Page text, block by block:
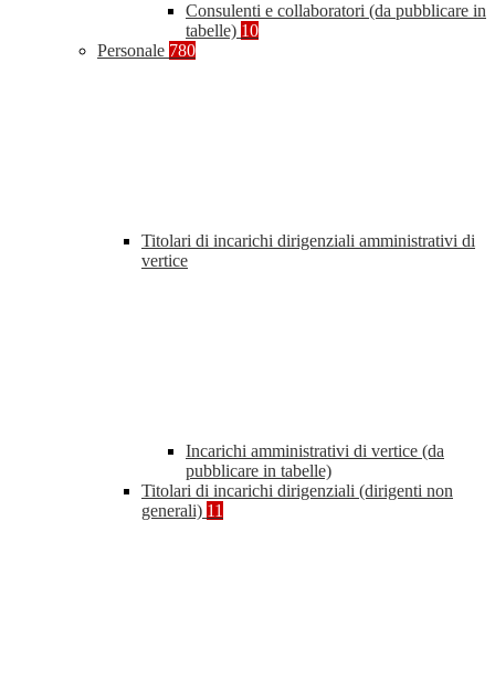
Consulenti e collaboratori (da pubblicare in
tabelle) 10
Personale 780
Titolari di incarichi dirigenziali amministrativi di
vertice
Incarichi amministrativi di vertice (da
pubblicare in tabelle)
Titolari di incarichi dirigenziali (dirigenti non
generali) 11